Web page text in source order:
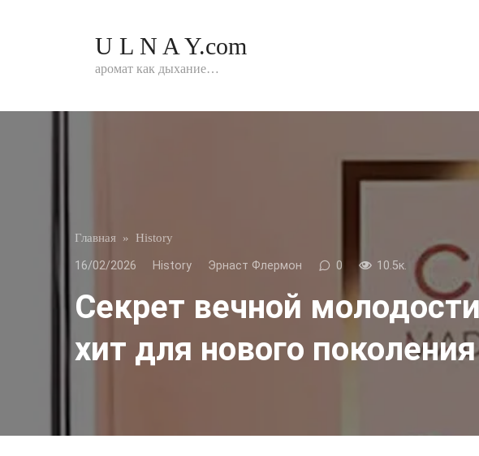
U L N A Y.com
аромат как дыхание…
Главная » History
16/02/2026 History Эрнаст Флермон 0 10.5к.
Секрет вечной
хит для нового поколения